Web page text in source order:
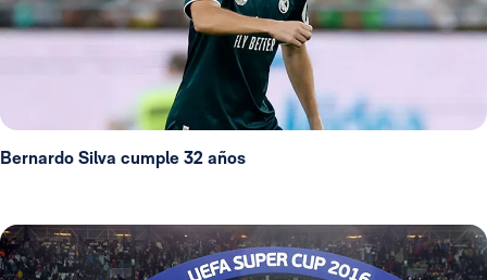
Bernardo Silva cumple 32 años